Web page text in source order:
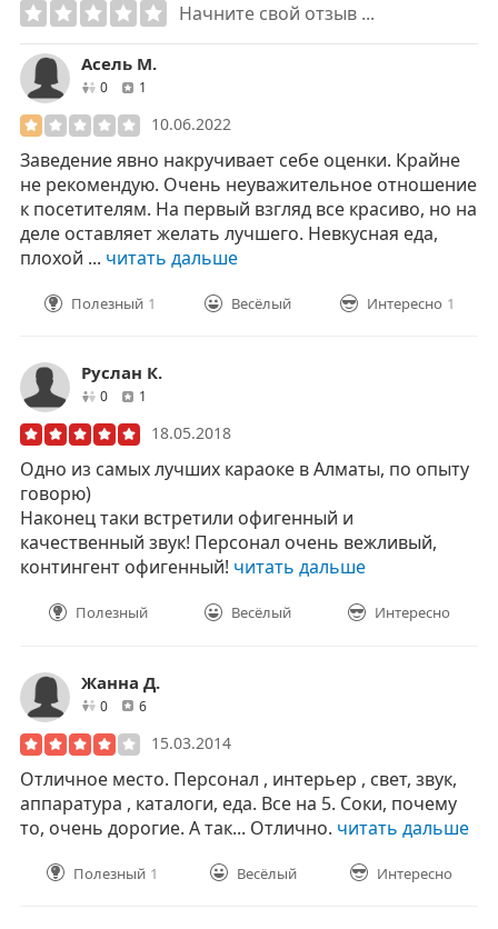
Начните свой отзыв ...
Асель М.
0друзей1
10.06.2022
Заведение явно накручивает себе оценки. Крайне
не рекомендую. Очень неуважительное отношение
к посетителям. На первый взгляд все красиво, но на
деле оставляет желать лучшего. Невкусная еда,
плохой ... читать дальше
Полезный 1 Весёлый Интересно 1
Руслан К.
0друзей1
18.05.2018
Одно из самых лучших караоке в Алматы, по опыту
говорю)
Наконец таки встретили офигенный и
качественный звук! Персонал очень вежливый,
контингент офигенный! читать дальше
Полезный Весёлый Интересно
Жанна Д.
0друзей
6отзывов
15.03.2014
Отличное место. Персонал , интерьер , свет, звук,
аппаратура , каталоги, еда. Все на 5. Соки, почему
то, очень дорогие. А так... Отлично. читать дальше
Полезный 1 Весёлый Интересно